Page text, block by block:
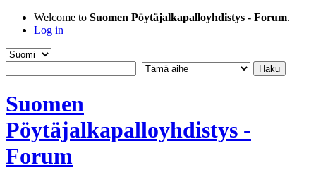
Welcome to Suomen Pöytäjalkapalloyhdistys - Forum.
Log in
Suomen
Pöytäjalkapalloyhdistys -
Forum